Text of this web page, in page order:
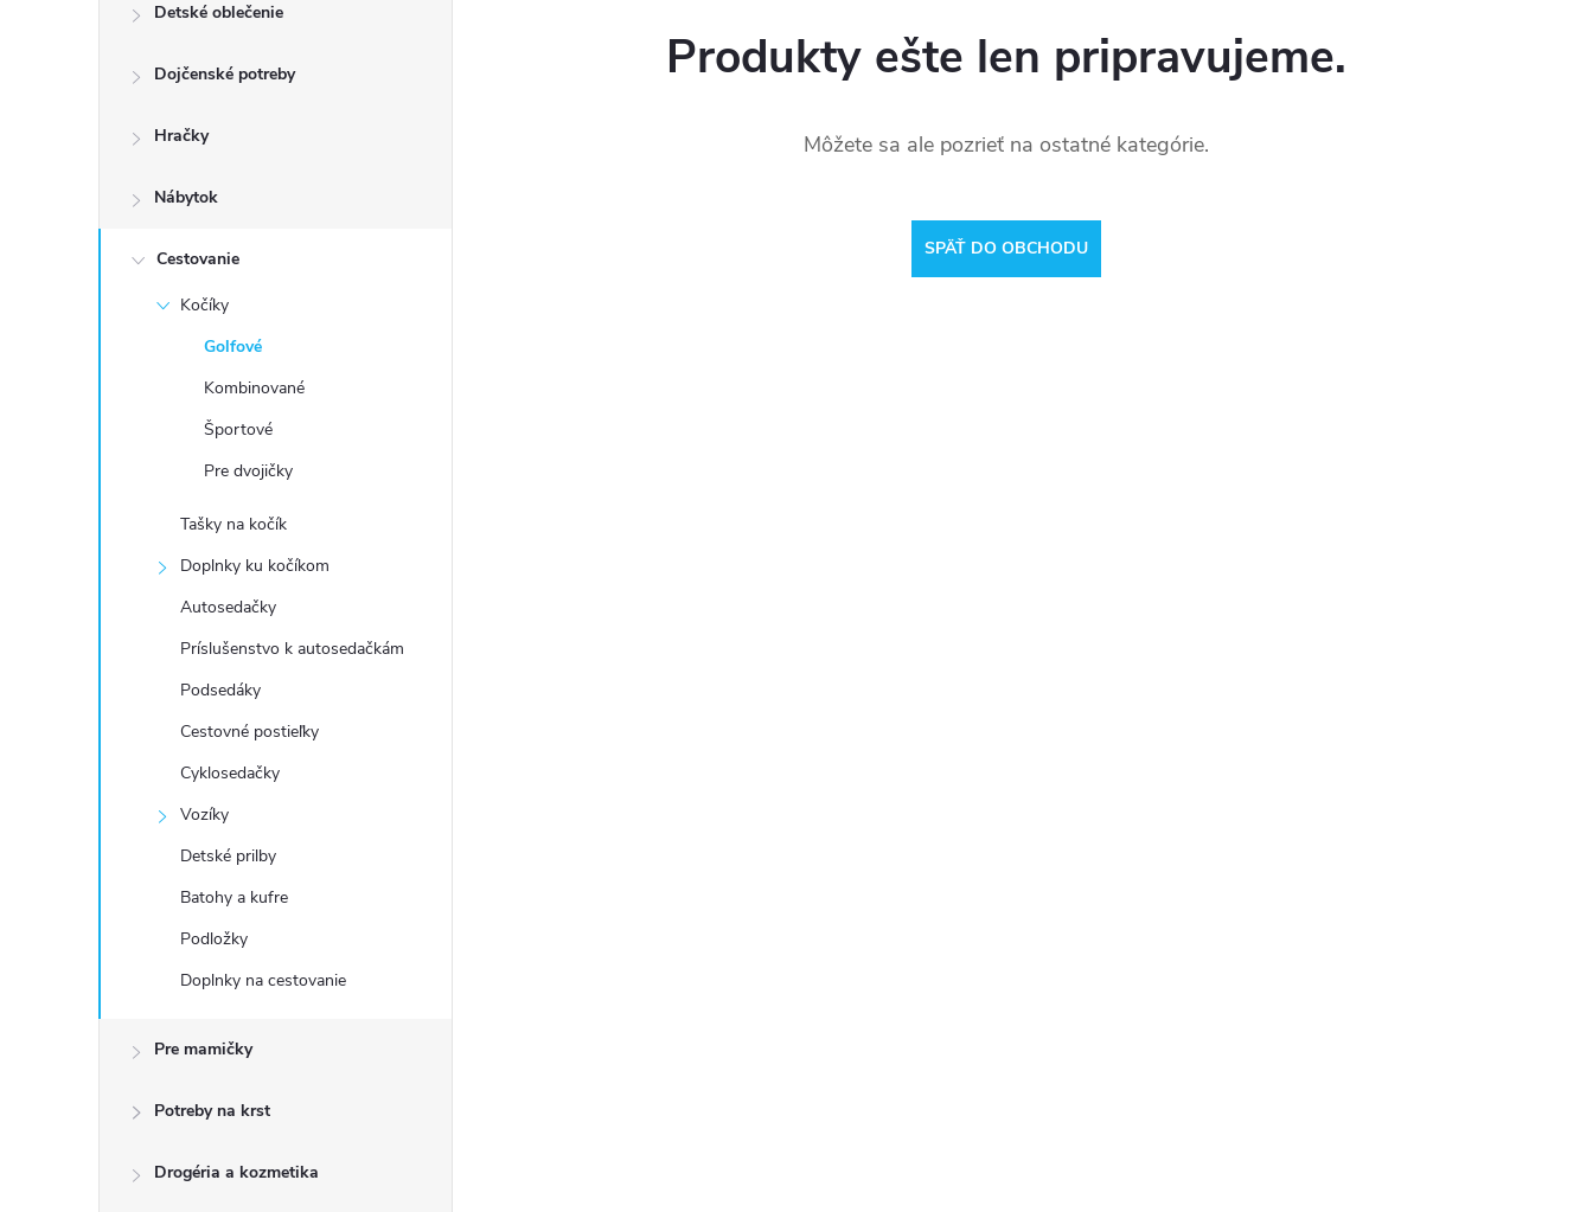
n
Detské oblečenie
Dojčenské potreby
Hračky
Nábytok
Cestovanie
Kočíky
Golfové
Kombinované
Športové
Pre dvojičky
Tašky na kočík
Doplnky ku kočíkom
Autosedačky
Príslušenstvo k autosedačkám
Podsedáky
Cestovné postieľky
Cyklosedačky
Vozíky
Detské prilby
Batohy a kufre
Podložky
Doplnky na cestovanie
Pre mamičky
Potreby na krst
Drogéria a kozmetika
Produkty ešte len pripravujeme.
Môžete sa ale pozrieť na ostatné kategórie.
SPÄŤ DO OBCHODU